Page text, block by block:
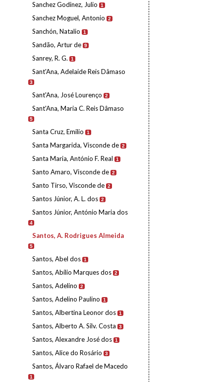
Sanchez Godinez, Julio 1
Sanchez Moguel, Antonio 2
Sanchón, Natalio 1
Sandão, Artur de 9
Sanrey, R. G. 1
Sant'Ana, Adelaide Reis Dâmaso
3
Sant'Ana, José Lourenço 2
Sant'Ana, Maria C. Reis Dâmaso
5
Santa Cruz, Emilio 1
Santa Margarida, Visconde de 2
Santa Maria, António F. Real 1
Santo Amaro, Visconde de 2
Santo Tirso, Visconde de 2
Santos Júnior, A. L. dos 2
Santos Júnior, António Maria dos
4
Santos, A. Rodrigues Almeida
5
Santos, Abel dos 1
Santos, Abílio Marques dos 2
Santos, Adelino 2
Santos, Adelino Paulino 1
Santos, Albertina Leonor dos 1
Santos, Alberto A. Silv. Costa 3
Santos, Alexandre José dos 1
Santos, Alice do Rosário 3
Santos, Álvaro Rafael de Macedo
1